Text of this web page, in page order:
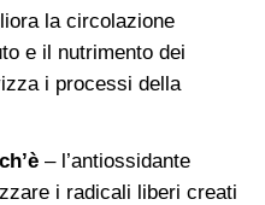
la circolazione
e il nutrimento dei
i processi della
– l’antiossidante
i radicali liberi creati